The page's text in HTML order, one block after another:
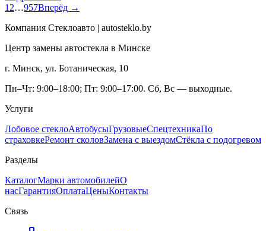
1 2…957Вперёд →
Компания Стеклоавто | autosteklo.by
Центр замены автостекла в Минске
г. Минск, ул. Ботаническая, 10
Пн–Чт: 9:00–18:00; Пт: 9:00–17:00. Сб, Вс — выходные.
Услуги
Лобовое стеклоАвтобусыГрузовыеСпецтехникаПо
страховкеРемонт сколовЗамена с выездомСтёкла с подогревом
Разделы
КаталогМарки автомобилейО
насГарантияОплатаЦеныКонтакты
Связь